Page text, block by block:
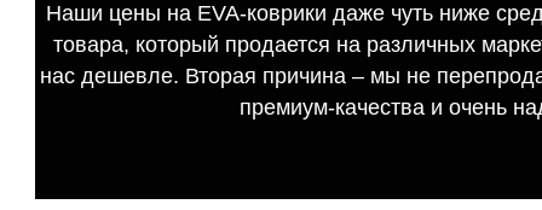
Наши цены на EVA-коврики даже чуть ниже
товара, который продается на различных
нас дешевле. Вторая причина – мы не
премиум-качества и очень